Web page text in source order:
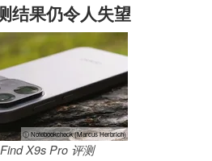
结果仍令人失望
ⓘ Notebookcheck (Marcus Herbrich)
X9s Pro 评测